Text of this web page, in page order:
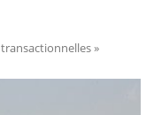
»